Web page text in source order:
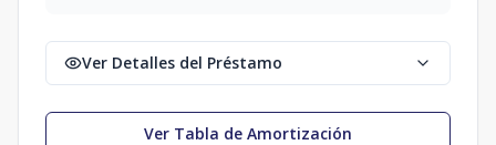
Ver Detalles del Préstamo
Ver Tabla de Amortización